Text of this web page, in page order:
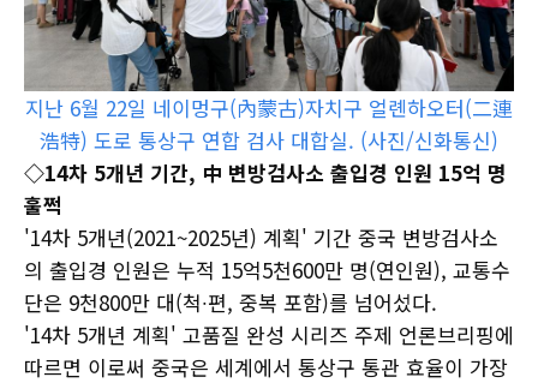
지난 6월 22일 네이멍구(內蒙古)자치구 얼롄하오터(二連
浩特) 도로 통상구 연합 검사 대합실. (사진/신화통신)
◇14차 5개년 기간, 中 변방검사소 출입경 인원 15억 명
훌쩍
'14차 5개년(2021~2025년) 계획' 기간 중국 변방검사소
의 출입경 인원은 누적 15억5천600만 명(연인원), 교통수
단은 9천800만 대(척∙편, 중복 포함)를 넘어섰다.
'14차 5개년 계획' 고품질 완성 시리즈 주제 언론브리핑에
따르면 이로써 중국은 세계에서 통상구 통관 효율이 가장